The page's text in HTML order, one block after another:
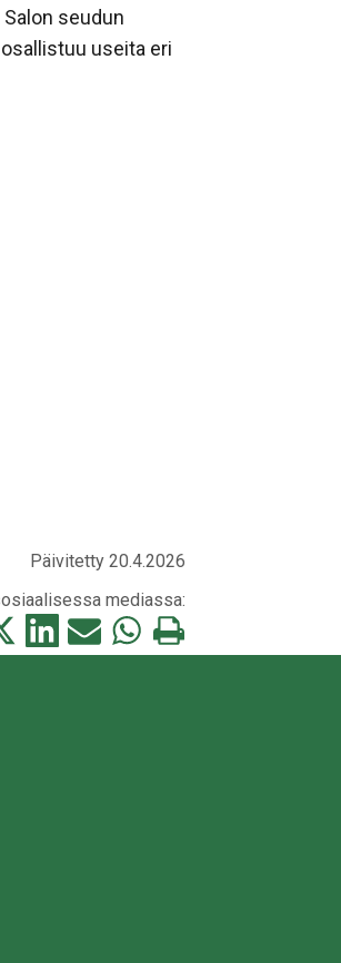
seudun
useita eri
Päivitetty 20.4.2026
mediassa:
Jaa
tämä
Jaa
tämä
Jaa
tämä
Tulosta
tämä